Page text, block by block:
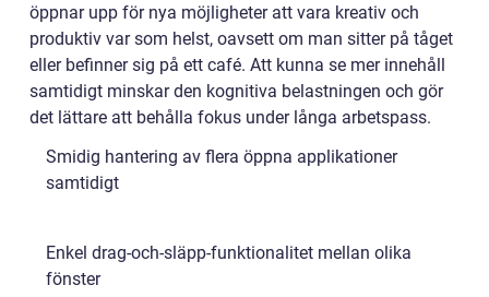
öppnar upp för nya möjligheter att vara kreativ och
produktiv var som helst, oavsett om man sitter på tåget
eller befinner sig på ett café. Att kunna se mer innehåll
samtidigt minskar den kognitiva belastningen och gör
det lättare att behålla fokus under långa arbetspass.
Smidig hantering av flera öppna applikationer
samtidigt
Enkel drag-och-släpp-funktionalitet mellan olika
fönster